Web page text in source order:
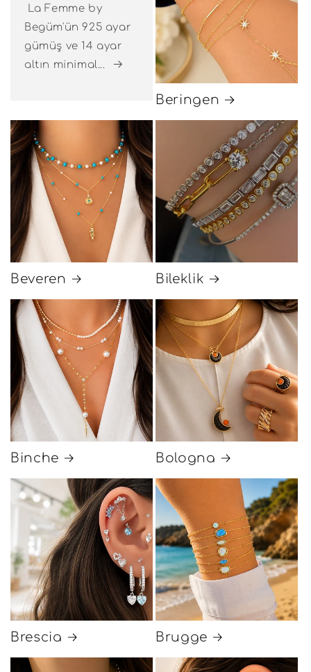
La Femme by
Begüm'ün 925 ayar
gümüş ve 14 ayar
altın minimal...
Beringen
Beveren Bileklik
Binche Bologna
Brescia Brugge